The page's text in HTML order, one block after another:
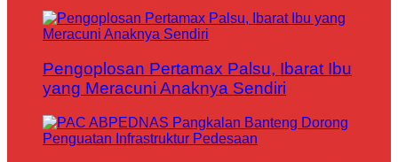
Pengoplosan Pertamax Palsu, Ibarat Ibu
yang Meracuni Anaknya Sendiri